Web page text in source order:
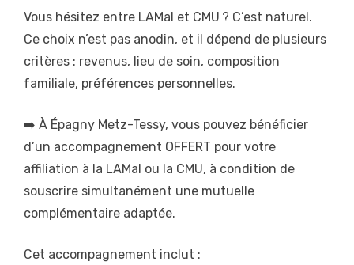
Vous hésitez entre LAMal et CMU ? C’est naturel.
Ce choix n’est pas anodin, et il dépend de plusieurs
critères : revenus, lieu de soin, composition
familiale, préférences personnelles.
➡️ À Épagny Metz-Tessy, vous pouvez bénéficier
d’un accompagnement OFFERT pour votre
affiliation à la LAMal ou la CMU, à condition de
souscrire simultanément une mutuelle
complémentaire adaptée.
Cet accompagnement inclut :